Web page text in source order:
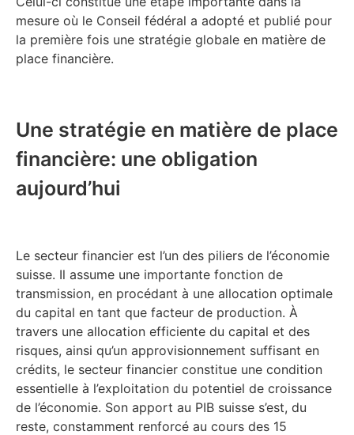
mesure où le Conseil fédéral a adopté et publié pour
la première fois une stratégie globale en matière de
place financière.
Une stratégie en matière de place
financière: une obligation
aujourd’hui
Le secteur financier est l’un des piliers de l’économie
suisse. Il assume une importante fonction de
transmission, en procédant à une allocation optimale
du capital en tant que facteur de production. À
travers une allocation efficiente du capital et des
risques, ainsi qu’un approvisionnement suffisant en
crédits, le secteur financier constitue une condition
essentielle à l’exploitation du potentiel de croissance
de l’économie. Son apport au PIB suisse s’est, du
reste, constamment renforcé au cours des 15